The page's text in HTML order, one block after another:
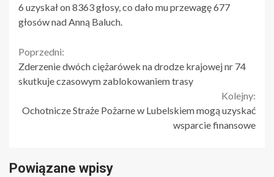
6 uzyskał on 8363 głosy, co dało mu przewagę 677
głosów nad Anną Baluch.
Continue
Reading
Poprzedni:
Zderzenie dwóch ciężarówek na drodze krajowej nr 74
skutkuje czasowym zablokowaniem trasy
Kolejny:
Ochotnicze Straże Pożarne w Lubelskiem mogą uzyskać
wsparcie finansowe
Powiązane wpisy